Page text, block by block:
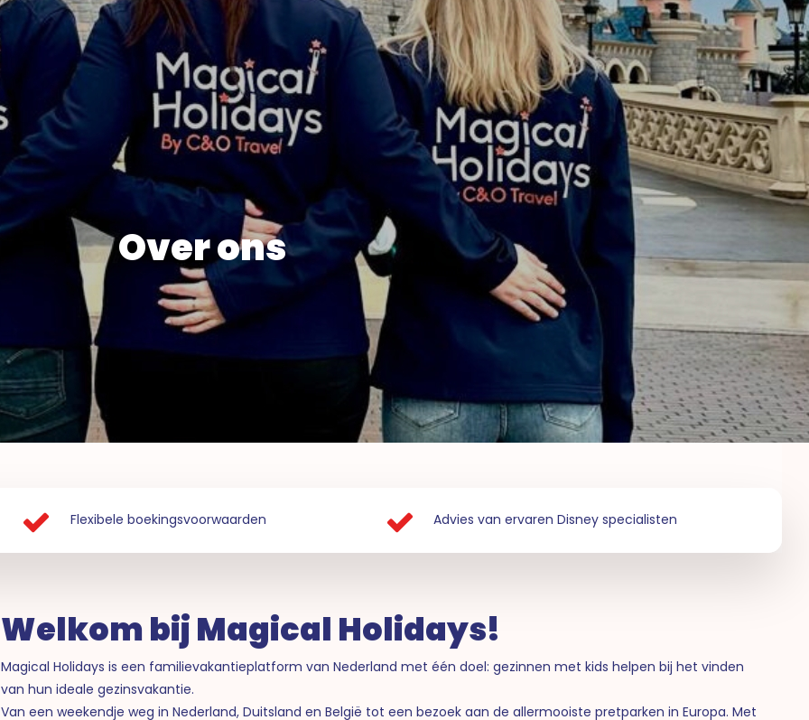
Over ons
Flexibele boekingsvoorwaarden Advies van ervaren Disney specialisten
Welkom bij Magical Holidays!
Magical Holidays is een familievakantieplatform van Nederland met één doel: gezinnen met kids helpen bij het vinden
van hun ideale gezinsvakantie.
Van een weekendje weg in Nederland, Duitsland en België tot een bezoek aan de allermooiste pretparken in Europa. Met